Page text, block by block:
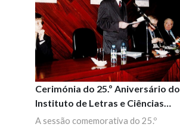
Cerimónia do 25.º Aniversário do
Instituto de Letras e Ciências
Humanas
A sessão comemorativa do 25.º